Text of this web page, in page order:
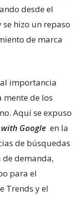
desde el
hizo un repaso
de marca
importancia
de los
Aquí se expuso
Google en la
de búsquedas
de demanda,
para el
Trends y el